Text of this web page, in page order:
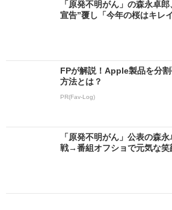
「原発不明がん」の森永卓
宣告”覆し「今年の桜はキレ
FPが解説！Apple製品を分
方法とは？
PR(Fav-Log)
「原発不明がん」公表の森
戦→番組オフショで元気な